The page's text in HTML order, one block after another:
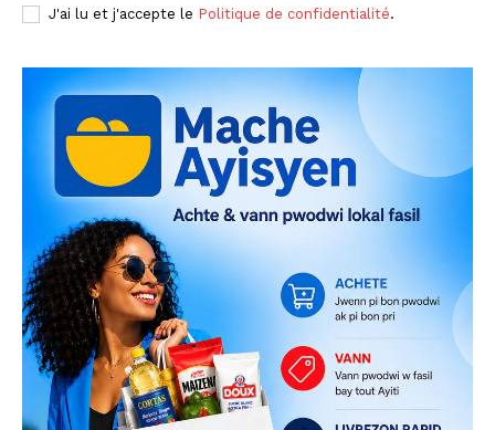
J'ai lu et j'accepte le Politique de confidentialité.